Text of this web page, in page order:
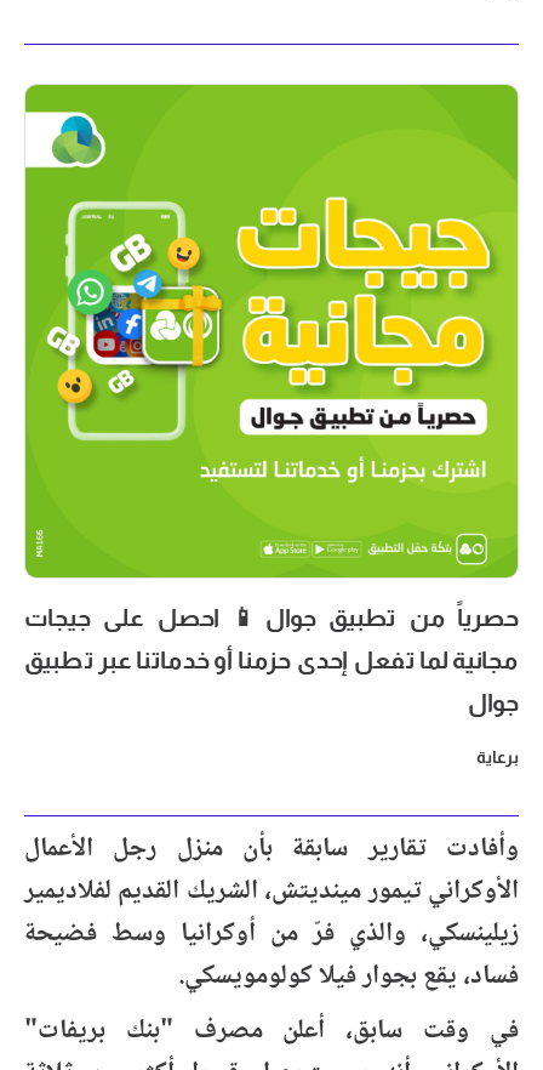
حصرياً من تطبيق جوال📱 احصل على جيجات
مجانية لما تفعل إحدى حزمنا أو خدماتنا عبر تطبيق
جوال
برعاية
وأفادت تقارير سابقة بأن منزل رجل الأعمال
الأوكراني تيمور مينديتش، الشريك القديم لفلاديمير
زيلينسكي، والذي فرّ من أوكرانيا وسط فضيحة
فساد، يقع بجوار فيلا كولومويسكي.
في وقت سابق، أعلن مصرف "بنك بريفات"